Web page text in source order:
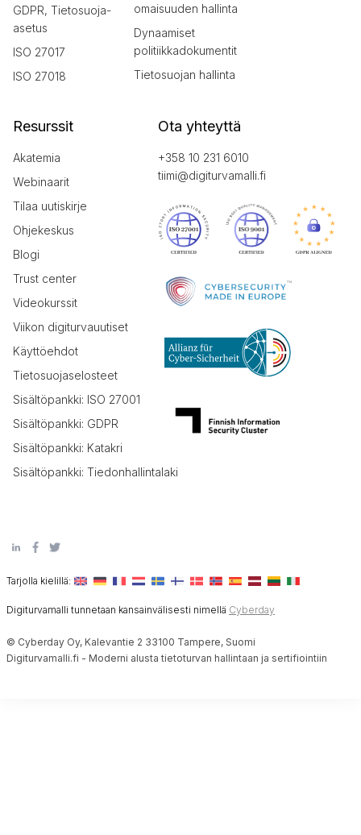
GDPR, Tietosuoja-
asetus
ISO 27017
ISO 27018
omaisuuden hallinta
Dynaamiset
politiikkadokumentit
Tietosuojan hallinta
Resurssit
Akatemia
Webinaarit
Tilaa uutiskirje
Ohjekeskus
Blogi
Trust center
Videokurssit
Viikon digiturvauutiset
Käyttöehdot
Tietosuojaselosteet
Sisältöpankki: ISO 27001
Sisältöpankki: GDPR
Sisältöpankki: Katakri
Sisältöpankki: Tiedonhallintalaki
Ota yhteyttä
+358 10 231 6010
tiimi@digiturvamalli.fi
Tarjolla kielillä:
Digiturvamalli tunnetaan kansainvälisesti nimellä Cyberday
© Cyberday Oy, Kalevantie 2 33100 Tampere, Suomi
Digiturvamalli.fi - Moderni alusta tietoturvan hallintaan ja sertifiointiin